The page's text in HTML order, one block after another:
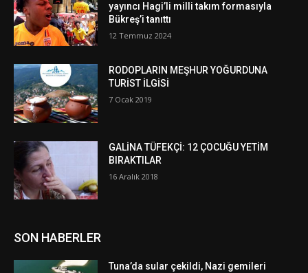
yayıncı Hagi’li milli takım formasıyla
Bükreş’i tanıttı
12 Temmuz 2024
RODOPLARIN MEŞHUR YOĞURDUNA
TURİST İLGİSİ
7 Ocak 2019
GALİNA TÜFEKÇİ: 12 ÇOCUĞU YETİM
BIRAKTILAR
16 Aralık 2018
SON HABERLER
Tuna’da sular çekildi, Nazi gemileri